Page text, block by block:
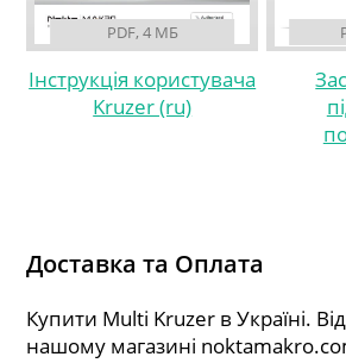
PDF, 4 МБ
Інструкція користувача
Kruzer (ru)
Доставка та Оплата
Купити Multi Kruzer в Україні.
нашому магазині